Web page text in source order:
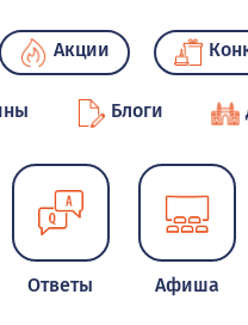
Акции
Блоги
Ответы Афиша